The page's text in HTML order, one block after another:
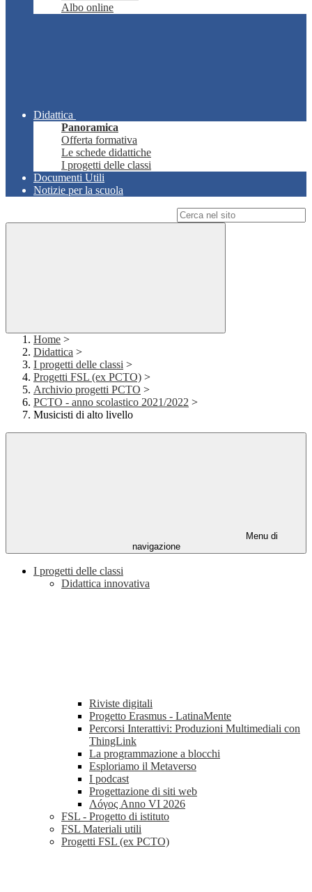
Albo online
Didattica
Panoramica
Offerta formativa
Le schede didattiche
I progetti delle classi
Documenti Utili
Notizie per la scuola
Home >
Didattica >
I progetti delle classi >
Progetti FSL (ex PCTO) >
Archivio progetti PCTO >
PCTO - anno scolastico 2021/2022 >
Musicisti di alto livello
Menu di
navigazione
I progetti delle classi
Didattica innovativa
Riviste digitali
Progetto Erasmus - LatinaMente
Percorsi Interattivi: Produzioni Multimediali con
ThingLink
La programmazione a blocchi
Esploriamo il Metaverso
I podcast
Progettazione di siti web
Λóγος Anno VI 2026
FSL - Progetto di istituto
FSL Materiali utili
Progetti FSL (ex PCTO)